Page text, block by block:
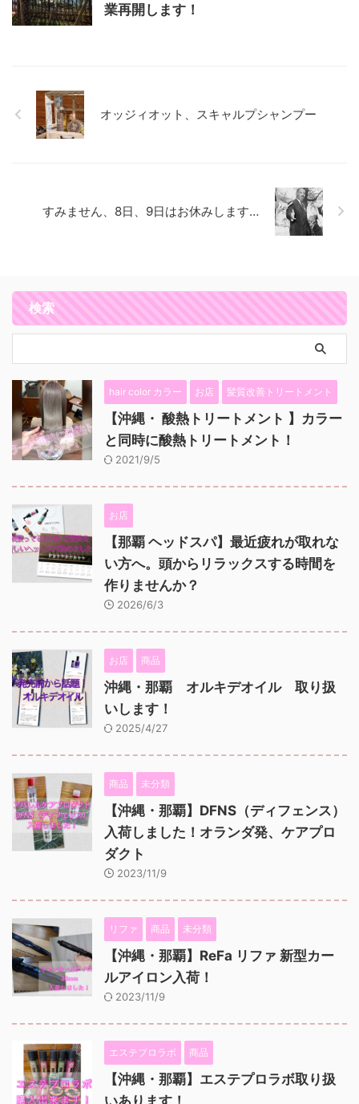
業再開します！
オッジィオット、スキャルプシャンプー
すみません、8日、9日はお休みします…
検索
hair color カラー お店 髪質改善トリートメント
【沖縄・ 酸熱トリートメント 】カラー
と同時に酸熱トリートメント！
2021/9/5
お店
【那覇 ヘッドスパ】最近疲れが取れな
い方へ。頭からリラックスする時間を
作りませんか？
2026/6/3
お店 商品
沖縄・那覇 オルキデオイル 取り扱
いします！
2025/4/27
商品 未分類
【沖縄・那覇】DFNS（ディフェンス）
入荷しました！オランダ発、ケアプロ
ダクト
2023/11/9
リファ 商品 未分類
【沖縄・那覇】ReFa リファ 新型カー
ルアイロン入荷！
2023/11/9
エステプロラボ 商品
【沖縄・那覇】エステプロラボ取り扱
いあります！